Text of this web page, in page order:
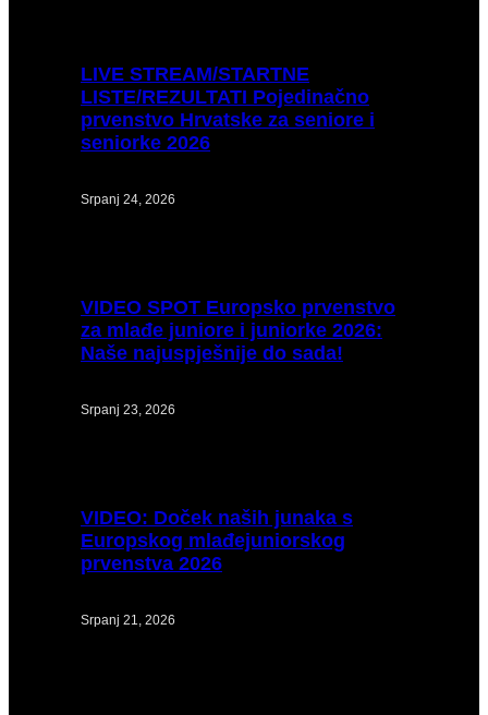
LIVE STREAM/STARTNE
LISTE/REZULTATI Pojedinačno
prvenstvo Hrvatske za seniore i
seniorke 2026
Srpanj 24, 2026
VIDEO SPOT Europsko prvenstvo
za mlađe juniore i juniorke 2026:
Naše najuspješnije do sada!
Srpanj 23, 2026
VIDEO: Doček naših junaka s
Europskog mlađejuniorskog
prvenstva 2026
Srpanj 21, 2026